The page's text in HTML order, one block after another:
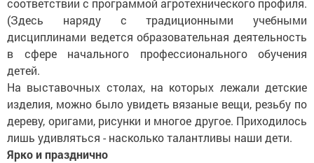
соответствии с программой агротехнического профиля.
(Здесь наряду с традиционными учебными
дисциплинами ведется образовательная деятельность
в сфере начального профессионального обучения
детей.
На выставочных столах, на которых лежали детские
изделия, можно было увидеть вязаные вещи, резьбу по
дереву, оригами, рисунки и многое другое. Приходилось
лишь удивляться - насколько талантливы наши дети.
Ярко и празднично